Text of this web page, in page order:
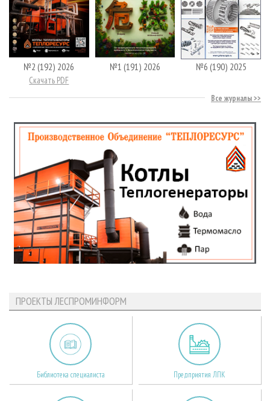
№2 (192) 2026
Скачать PDF
№1 (191) 2026 №6 (190) 2025
Все журналы
ПРОЕКТЫ ЛЕСПРОМИНФОРМ
Библиотека специалиста Предприятия ЛПК